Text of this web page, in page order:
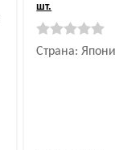
шт.
Страна: